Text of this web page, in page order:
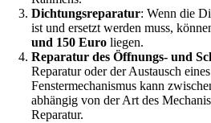
Dichtungsreparatur: Wenn die
ist und ersetzt werden muss,
und 150 Euro liegen.
Reparatur des Öffnungs- und
Reparatur oder der Austausch
Fenstermechanismus kann
abhängig von der Art des
Reparatur.